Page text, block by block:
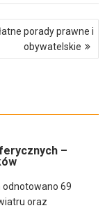
porady prawne i
obywatelskie
–
odnotowano 69
oraz